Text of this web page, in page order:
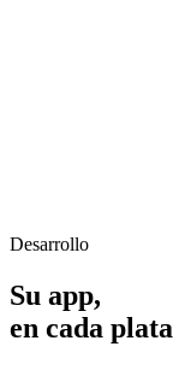
Desarrollo
Su app,
en cada